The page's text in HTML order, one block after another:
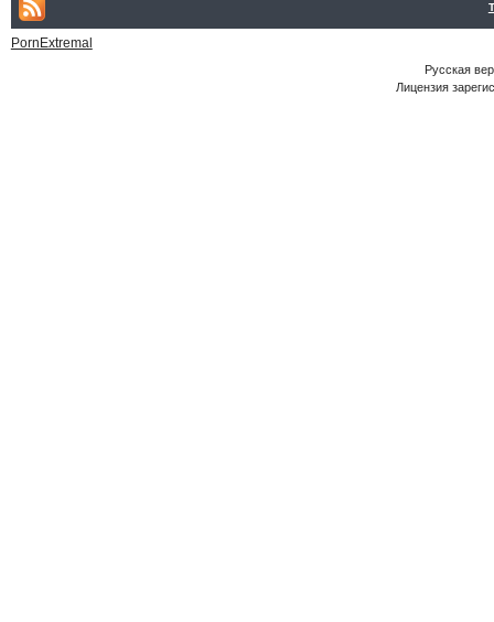
PornExtremal
Русская
Лицензия